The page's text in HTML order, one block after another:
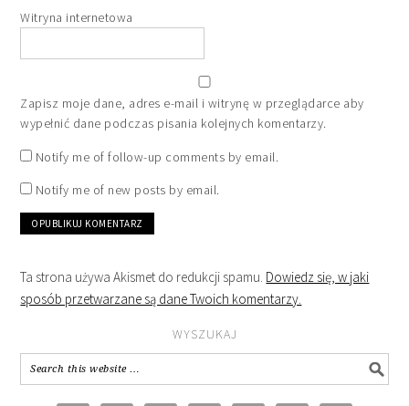
Witryna internetowa
Zapisz moje dane, adres e-mail i witrynę w przeglądarce aby
wypełnić dane podczas pisania kolejnych komentarzy.
Notify me of follow-up comments by email.
Notify me of new posts by email.
Ta strona używa Akismet do redukcji spamu. Dowiedz się, w jaki
sposób przetwarzane są dane Twoich komentarzy.
WYSZUKAJ